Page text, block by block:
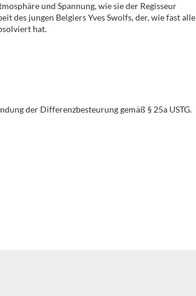
und Spannung, wie sie der Regisseur
des jungen Belgiers Yves Swolfs, der, wie fast alle
hat.
der Differenzbesteurung gemäß § 25a USTG.